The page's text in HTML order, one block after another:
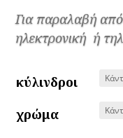
Για παραλαβή από
ηλεκτρονική ή
κύλινδροι
χρώμα